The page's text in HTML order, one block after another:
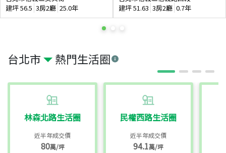
台北市 熱門生活圈
林森北路生活圈
近半年成交價
80萬/坪
民權西路生活圈
近半年成交價
94.1萬/坪
建坪56.5 3房2廳 25.0年
建坪51.63 3房2廳 0.7年